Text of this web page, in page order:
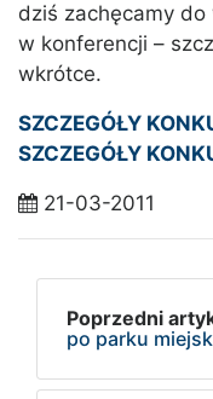
dziś zachęcamy do
w konferencji –
wkrótce.
SZCZEGÓŁY
SZCZEGÓŁY
21-03-2011
Poprzedni
po parku